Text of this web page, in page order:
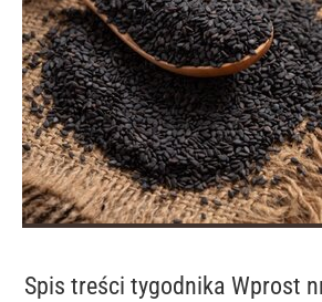
Spis treści tygodnika Wprost